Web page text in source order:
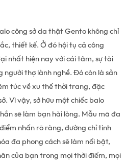
công sở da thật Gento không chỉ
thiết kế. Ở đó hội tụ cả công
nhất hiện nay với cái tâm, sự tài
người thợ lành nghề. Đó còn là sản
túc về xu thế thời trang, đặc
Vì vậy, sở hữu một chiếc balo
sẽ làm bạn hài lòng. Mẫu mã đa
nhấn rõ ràng, đường chỉ tinh
đa phong cách sẽ làm nổi bật,
của bạn trong mọi thời điểm, mọi